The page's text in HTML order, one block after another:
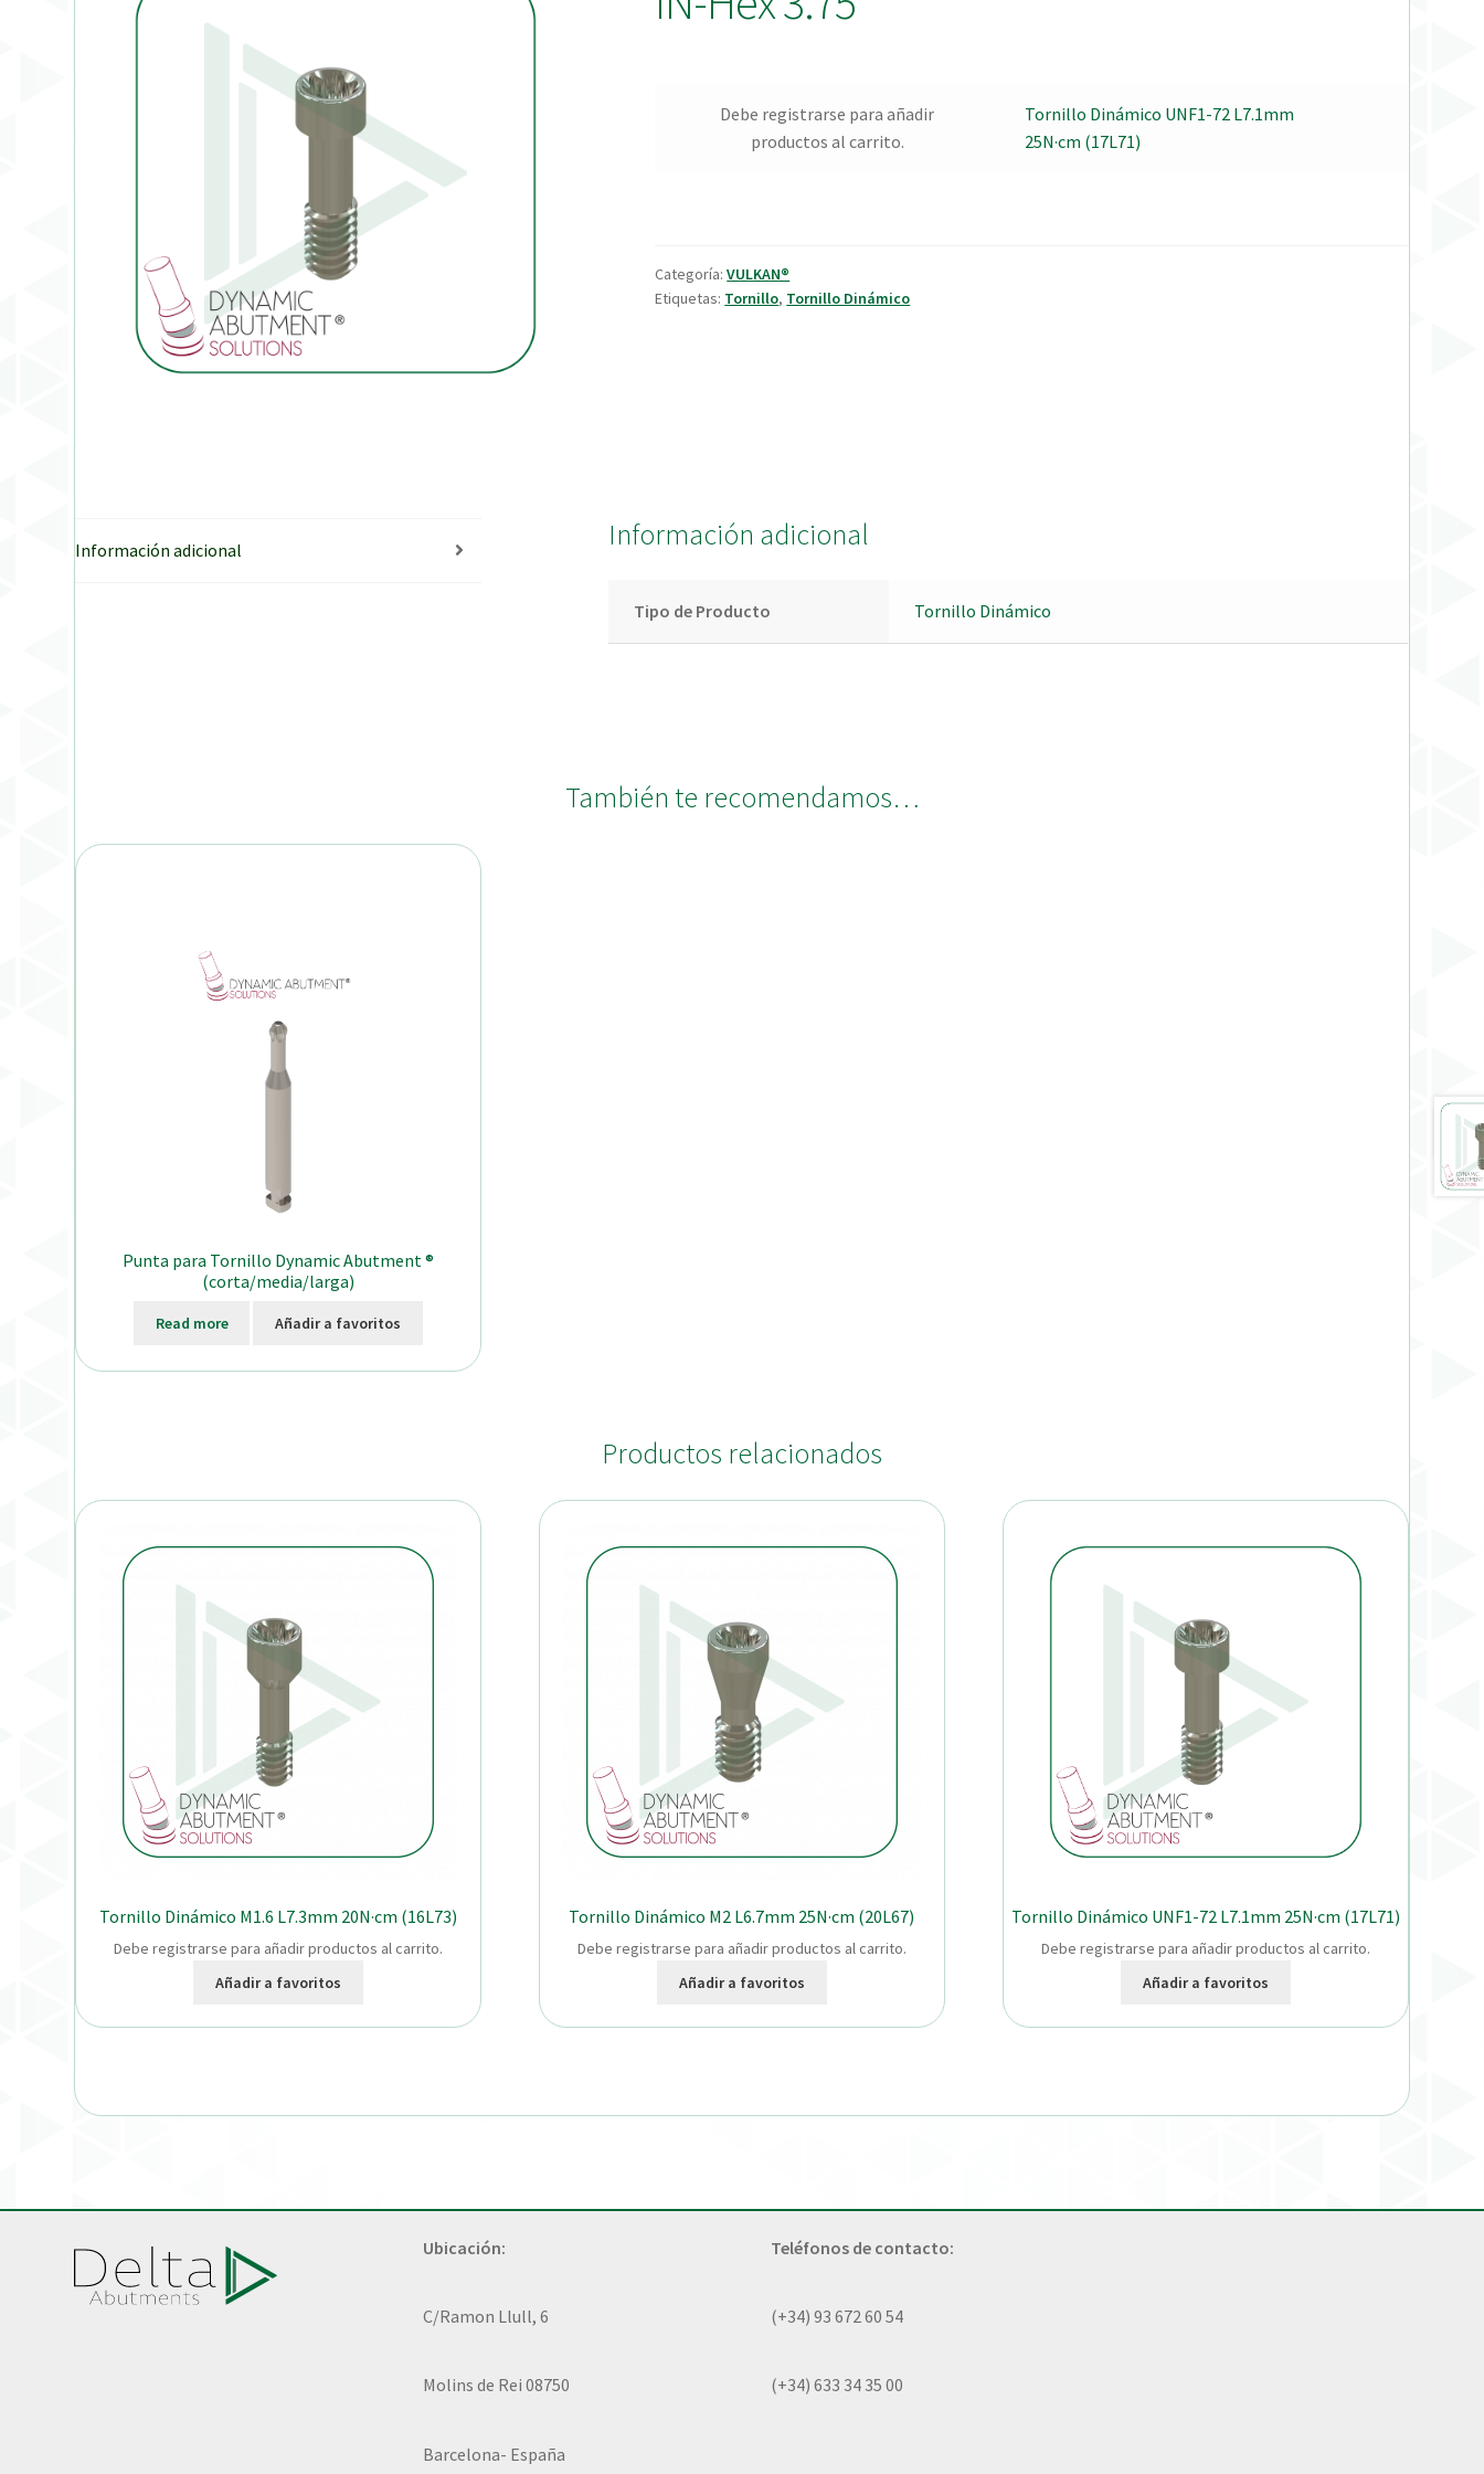
Debe registrarse para añadir
productos al carrito.
Tornillo Dinámico UNF1-72 L7.1mm
25N·cm (17L71)
Categoría:VULKAN®
Etiquetas: Tornillo, Tornillo Dinámico
Información adicional Información adicional
Tipo de Producto Tornillo Dinámico
También te recomendamos…
Punta para Tornillo Dynamic Abutment ®
(corta/media/larga)
Read more Añadir a favoritos
Productos relacionados
Tornillo Dinámico M1.6 L7.3mm 20N·cm (16L73)
Debe registrarse para añadir productos al carrito.
Añadir a favoritos
Tornillo Dinámico M2 L6.7mm 25N·cm (20L67)
Debe registrarse para añadir productos al carrito.
Añadir a favoritos
Tornillo Dinámico UNF1-72 L7.1mm 25N·cm (17L71)
Debe registrarse para añadir productos al carrito.
Añadir a favoritos
Ubicación:
C/Ramon Llull, 6
Molins de Rei 08750
Barcelona- España
Teléfonos de contacto:
(+34) 93 672 60 54
(+34) 633 34 35 00